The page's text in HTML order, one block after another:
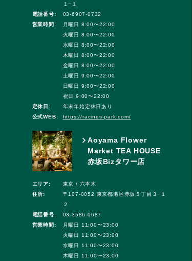
１−１
電話番号:
03-6907-0732
営業時間:
月曜日 8:00〜22:00
火曜日 8:00〜22:00
水曜日 8:00〜22:00
木曜日 8:00〜22:00
金曜日 8:00〜22:00
土曜日 9:00〜22:00
日曜日 9:00〜22:00
祝日 9:00〜22:00
定休日:
年末年始定休日あり
公式WEB:
https://racines-park.com/
Aoyama Flower
Market TEA HOUSE
赤坂Bizタワー店
エリア:
東京 / 六本木
住所:
〒107-0052 東京都港区赤坂５丁目３−１
２
電話番号:
03-3586-0687
営業時間:
月曜日 11:00〜23:00
火曜日 11:00〜23:00
水曜日 11:00〜23:00
木曜日 11:00〜23:00